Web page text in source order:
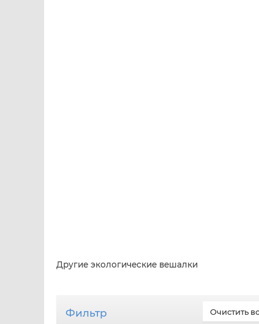
Другие экологические вешалки
Очистить
Фильтр